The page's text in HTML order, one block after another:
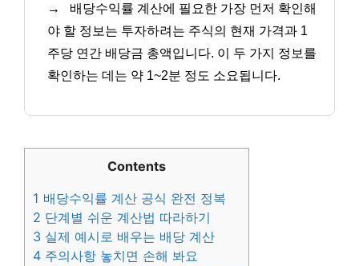
→
배당수익률 계산에 필요한 가장 먼저 확인해
야 할 정보는 투자하려는 주식의 현재 가격과 1
주당 연간 배당금 총액입니다. 이 두 가지 정보를
확인하는 데는 약 1~2분 정도 소요됩니다.
Contents
1 배당수익률 계산 공식 완전 정복
2 단계별 쉬운 계산법 따라하기
3 실제 예시로 배우는 배당 계산
4 주의사항 놓치면 손해 봐요